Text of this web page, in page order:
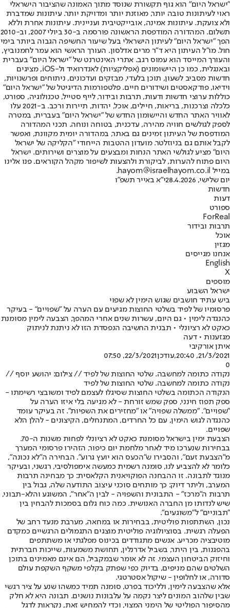
"ישראל היום" הוא גוף תקשורת שנוסד מתוך האמונה שהציבור הישראלי
ראוי לעיתונות טובה יותר, מאוזנת יותר ומדויקת יותר. עיתונות שמדברת
ולא צועקת. עיתונות אמינה, אובייקטיבית ועניינית. עיתונות אחרת וללא
תשלום. המהדורה המודפסת הראשונה פורסמה ב-30 ביולי 2007, וב-2010
הפך "ישראל היום" לעיתון הישראלי בעל שיעור החשיפה הגבוה ביותר בימי
חול. מו"ל העיתון היא ד"ר מרים אדלסון. העורך הראשי הוא עמר לחמנוביץ,
והעורך המייסד הוא עמוס רגב. אתרי האינטרנט של "ישראל היום" בעברית
ובאנגלית, כמו כן היישומונים (אפליקציות) לאנדרואיד ול-iOS, מציגים
חדשות מסביב לשעון, תוכן בלעדי, מבזקים ועדכונים, ניתוחים ופרשנויות,
וידיאו, פודקאסטים ושידורים חיים. פלטפורמות הדיגיטל של "ישראל היום"
כוללות ערוצי חדשות ודעות, תרבות ובידור, לייף סטייל, טכנולוגיה, ספורט,
כלכלה וצרכנות, בריאות, חיילים, אוכל, יהדות, תיירות ורכב. ב-2021 עלו
לאוויר האתר החדש והיישומון החדש של "ישראל היום" בעברית, במטרה
לספק לגולשים חוויה מהירה, עדכנית, בטוחה ונוחה. תכני המהדורה
המודפסת של העיתון זמינים גם באתר, במהדורה יומית מקוונת, ואפשר
לקבל אותם גם בניוזלטר. מועדון ההטבות הייחודי "הקליקה של ישראל
היום" מציע לגולשי האתר הנחות ומבצעים על מוצרים ושירותים. ישראל
היום פתוח להערות, לביקורת ולהצעות לשיפור מקהל הקוראים. פנו אלינו
במייל hayom@israelhayom.co.il.
יום שלישי, 28.4.2026
י"א באייר תשפ"ו
חדשות
דעות
ספורט
ForReal
תרבות ובידור
אוכל
מגזין
אנחנו מגייסים
English
X
מוספים
ישראל השבוע
ביש עתיד חושבים שגוש הימין לא שפוי
פרסומיו של לפיד בשלטי החוצות מגיעים עם הערה על "שפויים" - בעיקר
כהנגדה לימין • גם היום, עשרות שנים אחרי המהפך, הצבעה לימין מסומנת
כאקט לא רציונלי • תבנית החשיבה הנפסדת הזו לא ניתנת לניתוק
מגזענות • דעה
איתן אורקיבי
21/3/2021, 20:40
,עודכן22/3/2021, 07:50
0
נקודה כתומה למחשבה. שלטי החוצות של לפיד // צילום: יהושע יוסף //
נקודה כתומה למחשבה. שלטי החוצות של לפיד
הנקודה הכתומה בשלטי החוצות שסיגלו לעצמם לפיד ומשובצי רשימתו -
ספק תפוז חינני, ספק שמש זורחת - לא מגיעה בלי איזו הערה על
"שפויים". "ממשלה שפויה" או "מחזירים את השפיות". זה בעיקר עומד
כהנגדה לגוש הימין, עם כל החרדים, המתנחלים, הקיצונים - להלן הלא
שפויים.
הצבעת ימין בישראל מסומנת כאקט לא רציונלי לפחות משנות ה-70.
בבחירות שנערכו מיד לאחר מלחמת יום כיפור, הזהירו פרסומי המערך
מ"הצבעת זעם", והסבירו ש"הכעס הוא יועץ גרוע". הבחירה ה"לא נכונה",
כלומר לא להצביע לנו, סומנה רשמית כמעשה אימפולסיבי, רגשני, ובעיקר
מנוגד לתבונה. זו ההבחנה הפוקויאנית הקלאסית: כך מבחינה תרבות
המערב, וליתר דיוק: כך מותחים סוכני עיצוב התודעה שלה, גבול בין
תרבות ה"מרכז" - התבונית והשפויה - לבין ה"אחר", המשוגע והלא-תבוני,
שיש לנדותו מן החברה האנושית. כמה כוח גלום בסמכות להבחין בין
"תבוניים" ל"משוגעים".
נכון, השתתפות פוליטית, בבחירות או במחאה, מערבת מנעד רחב של
הפעלה רגשית. בסוציולוגיה פוליטית מוצגים התגמולים הרגשיים כמקדם
מוטיבציה מכריע. אנשים מתגודדים בכינוס מפלגתי או משתתפים
בהפגנות, בין היתר, בשביל אדרנלין, תחושת משמעות, שייכות חברתית
וחיזוק הביטחון העצמי. זה לא אומר שבמקביל, הם אינם מאמינים בתוכן
השלטים שהם מניפים, בדיוק כפי שפתק בקלפי משקף השקפת עולם
סדורה, או לחלופין - שיקול אסטרטגי.
אלא שהצבעה לימין, ולליכוד בפרט, סומנה תמיד כמשהו שנע על ציר רגשי
שבין שלהוב המונים ליצר נקמה על עלבונות נושנים. תבונה היא לא חלק
מהסיפור הפוליטי של הימני המצוי, וכדי להמחיש זאת, נקראות לדגל